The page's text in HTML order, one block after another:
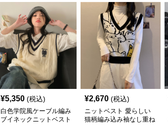
¥5,350 (税込)
白色学院風ケーブル編み
ブイネックニットベスト
¥2,670 (税込)
ニットベスト 愛らしい
猫柄編み込み袖なし重ね